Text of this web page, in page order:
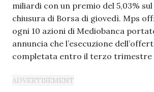
miliardi con un premio del 5,03%
chiusura di Borsa di giovedì. Mps
ogni 10 azioni di Mediobanca
annuncia che l’esecuzione
completata entro il terzo trimestre